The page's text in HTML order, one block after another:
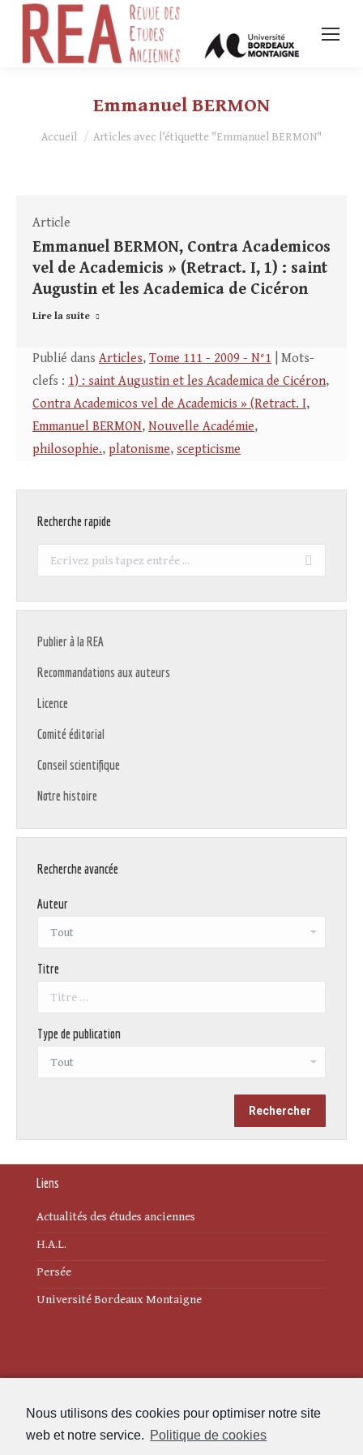
Nous utilisons des cookies pour optimiser notre site
web et notre service. Politique de cookies
Emmanuel BERMON
Vous êtes ici :
Accueil Articles avec l’étiquette "Emmanuel BERMON"
Article
Emmanuel BERMON, Contra Academicos
vel de Academicis » (Retract. I, 1) : saint
Augustin et les Academica de Cicéron
Lire la suite
Publié dans Articles, Tome 111 - 2009 - N°1 | Mots-
clefs : 1) : saint Augustin et les Academica de Cicéron,
Contra Academicos vel de Academicis » (Retract. I,
Emmanuel BERMON, Nouvelle Académie,
philosophie., platonisme, scepticisme
Recherche rapide
Recherche
Publier à la REA
Recommandations aux auteurs
Licence
Comité éditorial
Conseil scientifique
Notre histoire
Recherche avancée
Auteur
Titre
Type de publication
Liens
Actualités des études anciennes
H.A.L.
Persée
Université Bordeaux Montaigne
Politique de cookies (UE)